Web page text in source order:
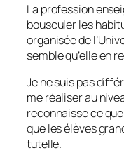
La profession
bousculer les
organisée de
semble qu’elle en
Je ne suis pas
me réaliser au
reconnaisse ce
que les élèves
tutelle.